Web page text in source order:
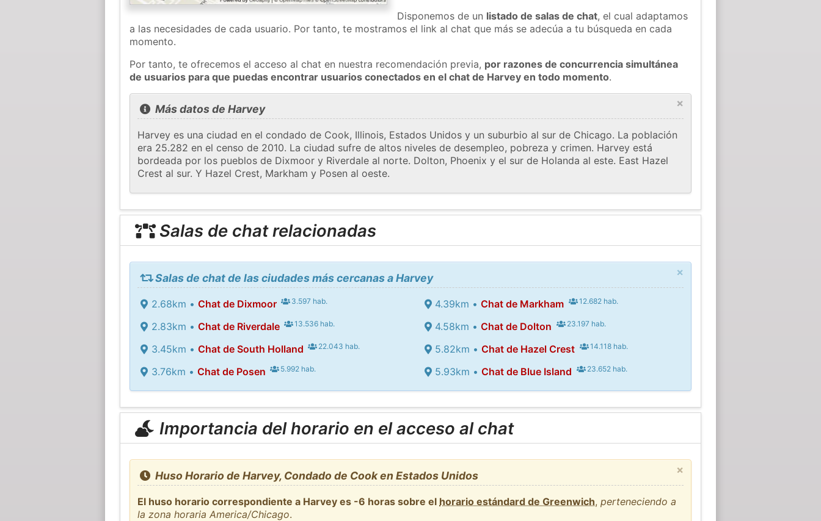
Disponemos de un listado de salas de chat, el cual adaptamos
a las necesidades de cada usuario. Por tanto, te mostramos el link al chat que más se adecúa a tu búsqueda en cada
momento.
Por tanto, te ofrecemos el acceso al chat en nuestra recomendación previa, por razones de concurrencia simultánea
de usuarios para que puedas encontrar usuarios conectados en el chat de Harvey en todo momento.
×
Más datos de Harvey
Harvey es una ciudad en el condado de Cook, Illinois, Estados Unidos y un suburbio al sur de Chicago. La población
era 25.282 en el censo de 2010. La ciudad sufre de altos niveles de desempleo, pobreza y crimen. Harvey está
bordeada por los pueblos de Dixmoor y Riverdale al norte. Dolton, Phoenix y el sur de Holanda al este. East Hazel
Crest al sur. Y Hazel Crest, Markham y Posen al oeste.
Salas de chat relacionadas
×
Salas de chat de las ciudades más cercanas a Harvey
2.68km • Chat de Dixmoor 3.597 hab.
2.83km • Chat de Riverdale 13.536 hab.
3.45km • Chat de South Holland 22.043 hab.
3.76km • Chat de Posen 5.992 hab.
4.39km •Chat de Markham 12.682 hab.
4.58km •Chat de Dolton 23.197 hab.
5.82km •Chat de Hazel Crest 14.118 hab.
5.93km •Chat de Blue Island 23.652 hab.
Importancia del horario en el acceso al chat
×
Huso Horario de Harvey, Condado de Cook en Estados Unidos
El huso horario correspondiente a Harvey es -6 horas sobre el horario estándard de Greenwich,perteneciendo a
la zona horaria America/Chicago.